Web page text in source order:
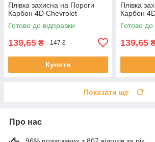
Плівка захисна на Пороги
Карбон 4D Chevrolet
Готово до відправки
139,65 ₴ 147 ₴
Купити
Плівка
Карбон
Готово до
139,65
Показати ще
Про нас